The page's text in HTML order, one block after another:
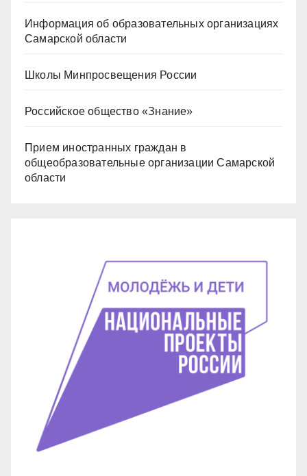
Информация об образовательных организациях
Самарской области
Школы Минпросвещения России
Российское общество «Знание»
Прием иностранных граждан в
общеобразовательные организации Самарской
области